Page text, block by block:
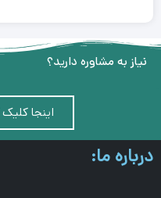
نیاز به مشاوره دارید؟
اینجا
درباره ما: